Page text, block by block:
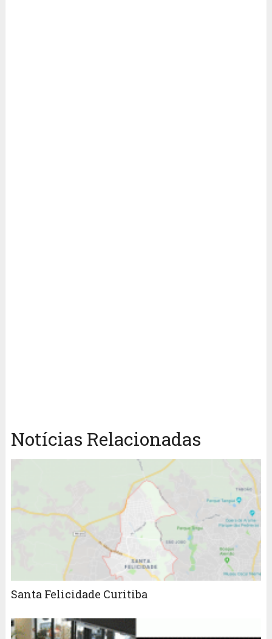
Notícias Relacionadas
Santa Felicidade Curitiba